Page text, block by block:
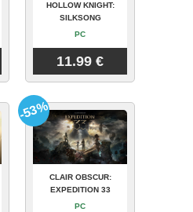
HOLLOW KNIGHT:
SILKSONG
PC
11.99 €
CLAIR OBSCUR:
EXPEDITION 33
PC
-53%